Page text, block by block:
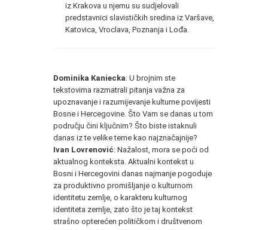
iz Krakova u njemu su sudjelovali
predstavnici slavističkih sredina iz Varšave,
Katovica, Vroclava, Poznanja i Lođa.
Dominika Kaniecka: U brojnim ste
tekstovima razmatrali pitanja važna za
upoznavanje i razumijevanje kulturne povijesti
Bosne i Hercegovine. Što Vam se danas u tom
području čini ključnim? Što biste istaknuli
danas iz te velike teme kao najznačajnije?
Ivan Lovrenović: Nažalost, mora se poći od
aktualnog konteksta. Aktualni kontekst u
Bosni i Hercegovini danas najmanje pogoduje
za produktivno promišljanje o kulturnom
identitetu zemlje, o karakteru kulturnog
identiteta zemlje, zato što je taj kontekst
strašno opterećen političkom i društvenom